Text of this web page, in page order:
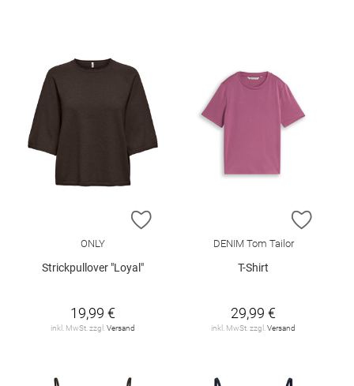
ZUR WUNSCHLISTE HINZUFÜGEN
ONLY
Strickpullover "Loyal"
19,99 €
inkl. MwSt. zzgl. Versand
ZUR
DENIM Tom Tailor
T-Shirt
29,99 €
inkl. MwSt. zzgl. Versand